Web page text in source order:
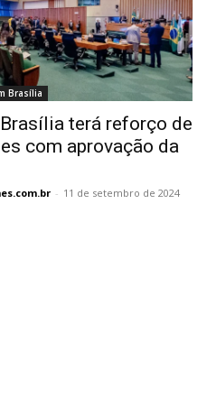
Brasília
terá reforço de
com aprovação da
- 11 de setembro de 2024